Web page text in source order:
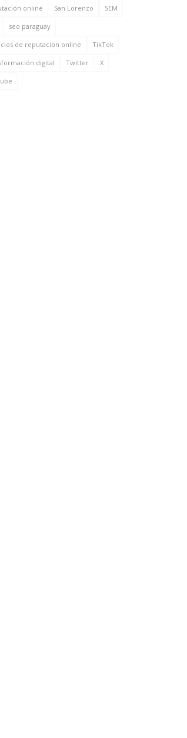
online San Lorenzo SEM
seo paraguay
de reputacion online TikTok
digital Twitter X